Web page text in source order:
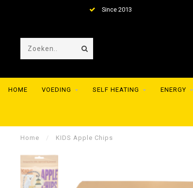
HOME VOEDING SELF HEATING ENERGY
Home / KIDS Apple Chips